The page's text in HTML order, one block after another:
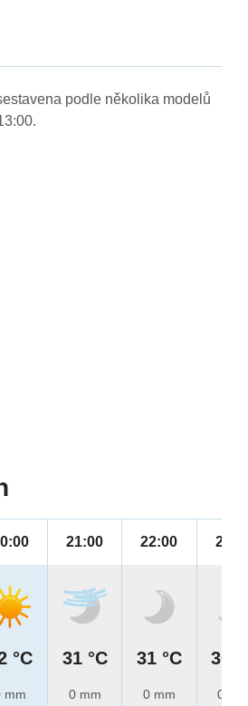
podle několika modelů
°C
mm
21:00
31 °C
0 mm
22:00
31 °C
0 mm
23:00
30 °C
0 mm